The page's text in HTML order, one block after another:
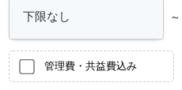
～
管理費・共益費込み